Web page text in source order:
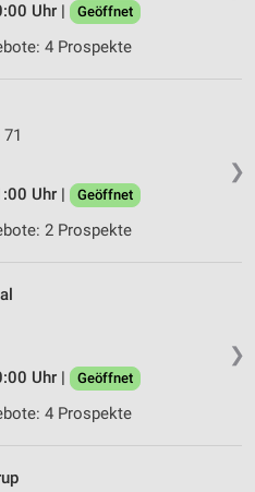
Uhr |
Geöffnet
4 Prospekte
❯
Uhr |
Geöffnet
2 Prospekte
❯
Uhr |
Geöffnet
4 Prospekte